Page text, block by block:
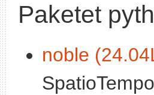
Paketet
noble